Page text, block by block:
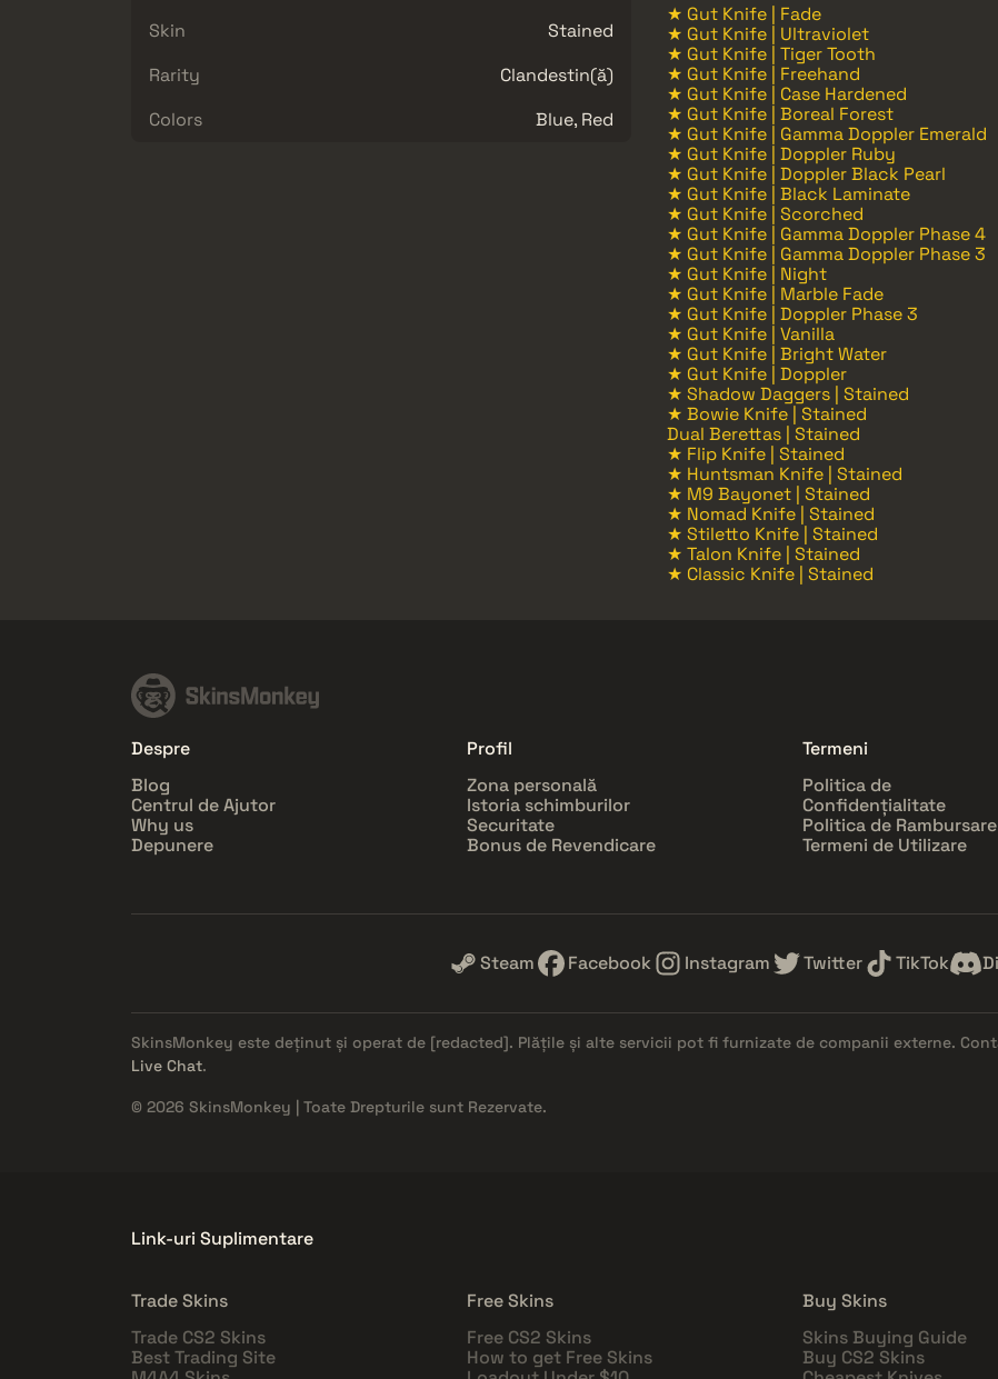
Skin
Stained
Rarity
Clandestin(ă)
Colors
Blue, Red
★ Gut Knife | Fade
★ Gut Knife | Ultraviolet
★ Gut Knife | Tiger Tooth
★ Gut Knife | Freehand
★ Gut Knife | Case Hardened
★ Gut Knife | Boreal Forest
★ Gut Knife | Gamma Doppler Emerald
★ Gut Knife | Doppler Ruby
★ Gut Knife | Doppler Black Pearl
★ Gut Knife | Black Laminate
★ Gut Knife | Scorched
★ Gut Knife | Gamma Doppler Phase 4
★ Gut Knife | Gamma Doppler Phase 3
★ Gut Knife | Night
★ Gut Knife | Marble Fade
★ Gut Knife | Doppler Phase 3
★ Gut Knife | Vanilla
★ Gut Knife | Bright Water
★ Gut Knife | Doppler
★ Shadow Daggers | Stained
★ Bowie Knife | Stained
Dual Berettas | Stained
★ Flip Knife | Stained
★ Huntsman Knife | Stained
★ M9 Bayonet | Stained
★ Nomad Knife | Stained
★ Stiletto Knife | Stained
★ Talon Knife | Stained
★ Classic Knife | Stained
Despre
Blog
Centrul de Ajutor
Why us
Depunere
Profil
Zona personală
Istoria schimburilor
Securitate
Bonus de Revendicare
Termeni
Politica de
Confidențialitate
Politica de Rambursare
Termeni de Utilizare
Steam Facebook Instagram Twitter TikTok
SkinsMonkey este deținut și operat de [redacted]. Plățile și alte servicii pot fi furnizate de companii externe.
Live Chat.
© 2026 SkinsMonkey | Toate Drepturile sunt Rezervate.
Link-uri Suplimentare
Trade Skins
Trade CS2 Skins
Best Trading Site
Free Skins
Free CS2 Skins
How to get Free Skins
Buy Skins
Skins Buying Guide
Buy CS2 Skins